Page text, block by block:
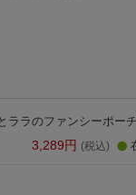
ララのファンシーポー
3,289円 (税込)